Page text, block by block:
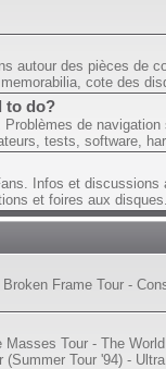
autour des pièces de
cote des
to do?
de navigation
tests, software,
Infos et discussions
et foires aux
Frame Tour -
Tour - The
Tour '94) -